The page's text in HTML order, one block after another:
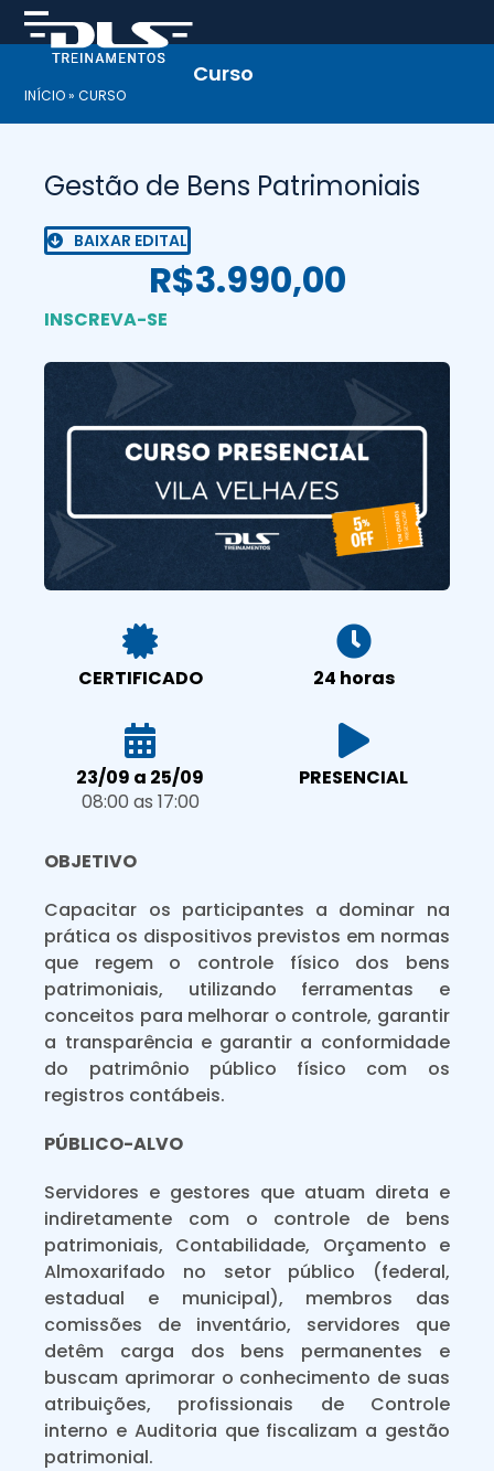
Skip
to
content
Curso
INÍCIO»CURSO
Gestão de Bens Patrimoniais
BAIXAR EDITAL
R$3.990,00
INSCREVA-SE
CERTIFICADO 24 horas
23/09 a 25/09
08:00 as 17:00
PRESENCIAL
OBJETIVO
Capacitar os participantes a dominar na
prática os dispositivos previstos em normas
que regem o controle físico dos bens
patrimoniais, utilizando ferramentas e
conceitos para melhorar o controle, garantir
a transparência e garantir a conformidade
do patrimônio público físico com os
registros contábeis.
PÚBLICO-ALVO
Servidores e gestores que atuam direta e
indiretamente com o controle de bens
patrimoniais, Contabilidade, Orçamento e
Almoxarifado no setor público (federal,
estadual e municipal), membros das
comissões de inventário, servidores que
detêm carga dos bens permanentes e
buscam aprimorar o conhecimento de suas
atribuições, profissionais de Controle
interno e Auditoria que fiscalizam a gestão
patrimonial.